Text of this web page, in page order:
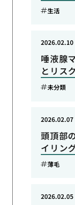
生活
唾液腺
とリス
2026.02.10
未分類
頭頂部
イリン
2026.02.07
薄毛
2026.02.05